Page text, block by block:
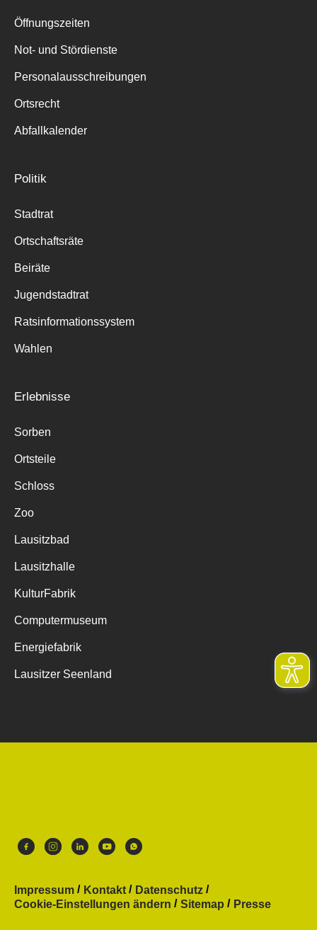
Öffnungszeiten
Not- und Stördienste
Personalausschreibungen
Ortsrecht
Abfallkalender
Politik
Stadtrat
Ortschaftsräte
Beiräte
Jugendstadtrat
Ratsinformationssystem
Wahlen
Erlebnisse
Sorben
Ortsteile
Schloss
Zoo
Lausitzbad
Lausitzhalle
KulturFabrik
Computermuseum
Energiefabrik
Lausitzer Seenland
Impressum Kontakt
Datenschutz
Cookie-Einstellungen ändern
Sitemap Presse